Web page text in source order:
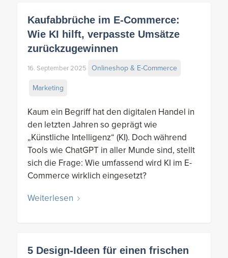
Kaufabbrüche im E-Commerce:
Wie KI hilft, verpasste Umsätze
zurückzugewinnen
16. September 2025 Onlineshop & E-Commerce
Marketing
Kaum ein Begriff hat den digitalen Handel in
den letzten Jahren so geprägt wie
„Künstliche Intelligenz“ (KI). Doch während
Tools wie ChatGPT in aller Munde sind, stellt
sich die Frage: Wie umfassend wird KI im E-
Commerce wirklich eingesetzt?
Weiterlesen
5 Design-Ideen für einen frischen